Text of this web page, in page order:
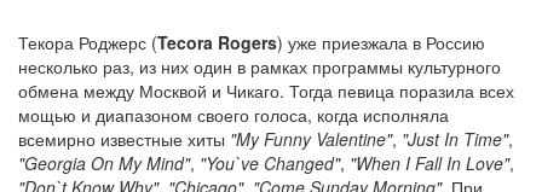
Текора Роджерс (Tecora Rogers) уже приезжала в Россию
несколько раз, из них один в рамках программы культурного
обмена между Москвой и Чикаго. Тогда певица поразила всех
мощью и диапазоном своего голоса, когда исполняла
всемирно известные хиты "My Funny Valentine", "Just In Time",
"Georgia On My Mind", "You`ve Changed", "When I Fall In Love",